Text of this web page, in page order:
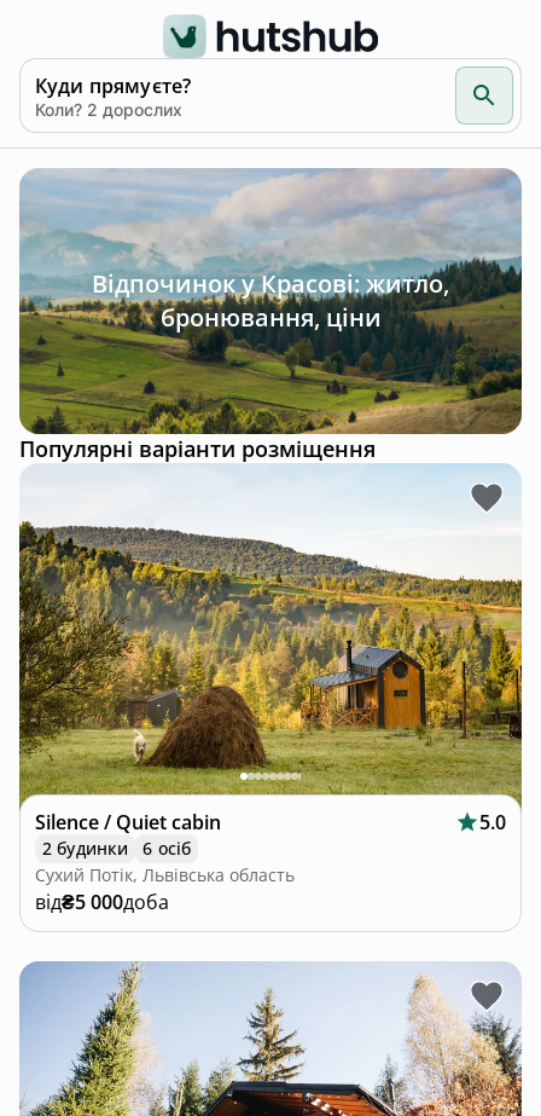
Куди прямуєте?
Коли? 2 дорослих
Відпочинок у Красові: житло,
бронювання, ціни
Популярні варіанти розміщення
Silence / Quiet cabin 5.0
2 будинки
6 осіб
Сухий Потік, Львівська область
від₴5 000доба